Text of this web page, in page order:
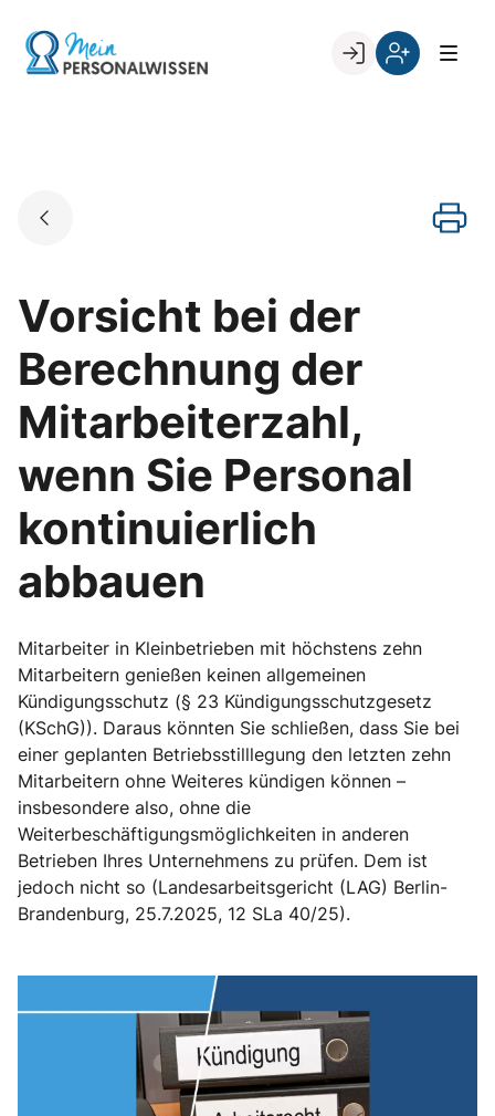
content
Go to landing page.
Vorsicht bei der
Berechnung der
Mitarbeiterzahl,
wenn Sie Personal
kontinuierlich
abbauen
Mitarbeiter in Kleinbetrieben mit höchstens zehn
Mitarbeitern genießen keinen allgemeinen
Kündigungsschutz (§ 23 Kündigungsschutzgesetz
(KSchG)). Daraus könnten Sie schließen, dass Sie bei
einer geplanten Betriebsstilllegung den letzten zehn
Mitarbeitern ohne Weiteres kündigen können –
insbesondere also, ohne die
Weiterbeschäftigungsmöglichkeiten in anderen
Betrieben Ihres Unternehmens zu prüfen. Dem ist
jedoch nicht so (Landesarbeitsgericht (LAG) Berlin-
Brandenburg, 25.7.2025, 12 SLa 40/25).